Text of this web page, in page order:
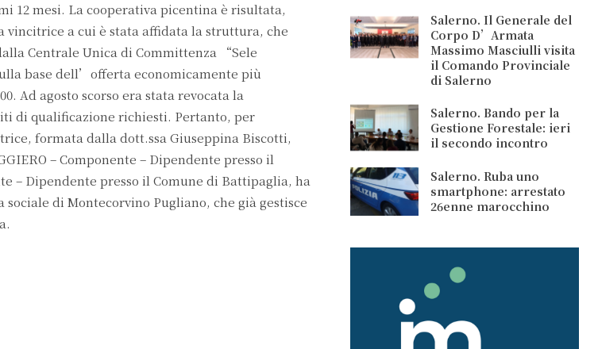
12 mesi. La cooperativa picentina è risultata,
a cui è stata affidata la struttura, che
Centrale Unica di Committenza “Sele
base dell’offerta economicamente più
Ad agosto scorso era stata revocata la
di qualificazione richiesti. Pertanto, per
formata dalla dott.ssa Giuseppina Biscotti,
– Componente – Dipendente presso il
– Dipendente presso il Comune di Battipaglia, ha
di Montecorvino Pugliano, che già gestisce
Salerno. Il Generale del
Corpo D’Armata
Massimo Masciulli visita
il Comando Provinciale
di Salerno
Salerno. Bando per la
Gestione Forestale: ieri
il secondo incontro
Salerno. Ruba uno
smartphone: arrestato
26enne marocchino